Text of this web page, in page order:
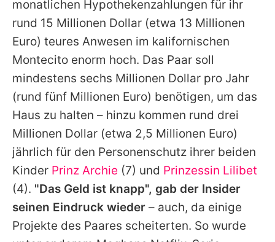
monatlichen Hypothekenzahlungen für ihr
rund 15 Millionen Dollar (etwa 13 Millionen
Euro) teures Anwesen im kalifornischen
Montecito enorm hoch. Das Paar soll
mindestens sechs Millionen Dollar pro Jahr
(rund fünf Millionen Euro) benötigen, um das
Haus zu halten – hinzu kommen rund drei
Millionen Dollar (etwa 2,5 Millionen Euro)
jährlich für den Personenschutz ihrer beiden
Kinder Prinz Archie (7) und Prinzessin Lilibet
(4). "Das Geld ist knapp", gab der Insider
seinen Eindruck wieder – auch, da einige
Projekte des Paares scheiterten. So wurde